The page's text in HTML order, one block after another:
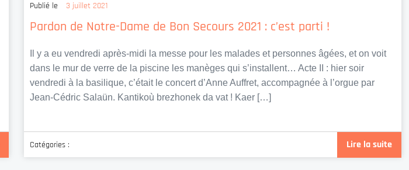
Pardon de Notre-Dame de Bon Secours 2021 : c’est parti !
Publié le 3 juillet 2021
Il y a eu vendredi après-midi la messe pour les malades et personnes âgées, et on voit
dans le mur de verre de la piscine les manèges qui s’installent… Acte II : hier soir
vendredi à la basilique, c’était le concert d’Anne Auffret, accompagnée à l’orgue par
Jean-Cédric Salaün. Kantikoù brezhonek da vat ! Kaer […]
Lire la suite
Catégories :